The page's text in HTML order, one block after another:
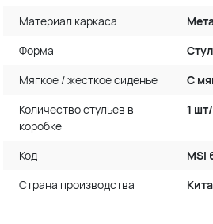
Материал каркаса
Форма
Мягкое / жесткое сиденье
С
Количество стульев в
коробке
1
Код
MSI
Страна производства